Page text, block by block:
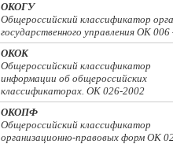
ОКОГУ
Общероссийский классификатор
государственного управления ОК 006
ОКОК
Общероссийский классификатор
информации об общероссийских
классификаторах. ОК 026-2002
ОКОПФ
Общероссийский классификатор
организационно-правовых форм ОК